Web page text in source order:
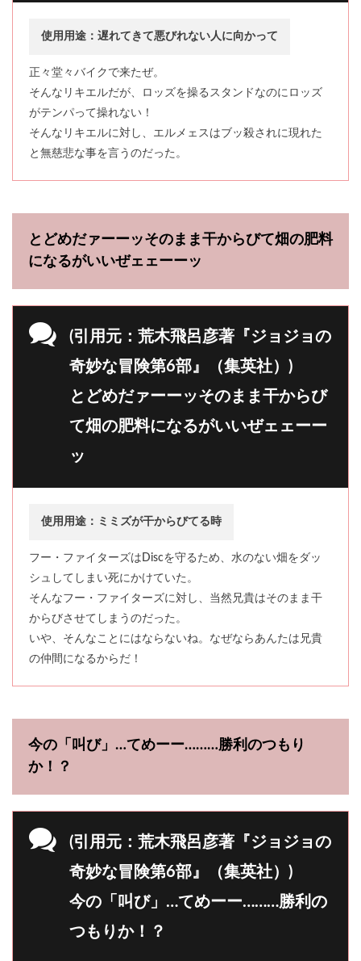
使用用途：遅れてきて悪びれない人に向かって
正々堂々バイクで来たぜ。
そんなリキエルだが、ロッズを操るスタンドなのにロッズ
がテンパって操れない！
そんなリキエルに対し、エルメェスはブッ殺されに現れた
と無慈悲な事を言うのだった。
とどめだァーーッそのまま干からびて畑の肥料
になるがいいぜェェーーッ
(引用元：荒木飛呂彦著『ジョジョの
奇妙な冒険第6部』（集英社）)
とどめだァーーッそのまま干からび
て畑の肥料になるがいいぜェェーー
ッ
使用用途：ミミズが干からびてる時
フー・ファイターズはDiscを守るため、水のない畑をダッ
シュしてしまい死にかけていた。
そんなフー・ファイターズに対し、当然兄貴はそのまま干
からびさせてしまうのだった。
いや、そんなことにはならないね。なぜならあんたは兄貴
の仲間になるからだ！
今の「叫び」…てめーー………勝利のつもり
か！？
(引用元：荒木飛呂彦著『ジョジョの
奇妙な冒険第6部』（集英社）)
今の「叫び」…てめーー………勝利の
つもりか！？